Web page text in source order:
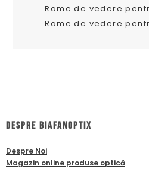
Rame de vedere
Rame de vedere
dESPRE biafanoptix
Despre Noi
Magazin online produse optică